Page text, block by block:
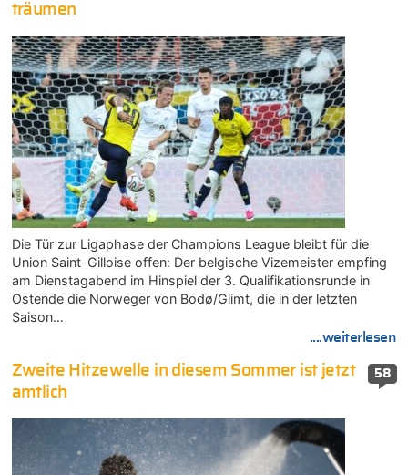
träumen
Die Tür zur Ligaphase der Champions League bleibt für die
Union Saint-Gilloise offen: Der belgische Vizemeister empfing
am Dienstagabend im Hinspiel der 3. Qualifikationsrunde in
Ostende die Norweger von Bodø/Glimt, die in der letzten
Saison…
....weiterlesen
58
Zweite Hitzewelle in diesem Sommer ist jetzt
amtlich